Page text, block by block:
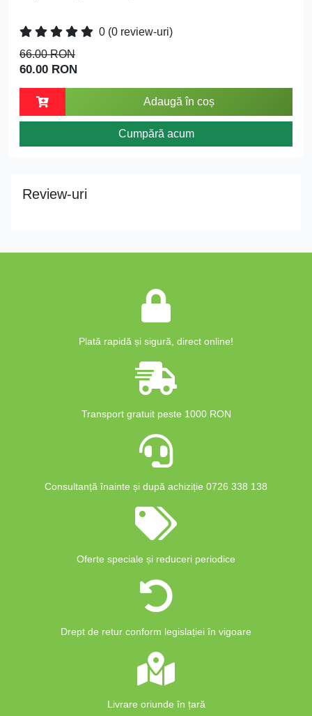
0 (0 review-uri)
66.00 RON
60.00 RON
Adaugă în coș
Cumpără acum
Review-uri
Plată rapidă și sigură, direct online!
Transport gratuit peste 1000 RON
Consultanță înainte și după achiziție 0726 338 138
Oferte speciale și reduceri periodice
Drept de retur conform legislației în vigoare
Livrare oriunde în țară